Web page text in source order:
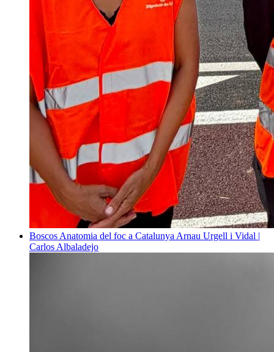
Boscos Anatomia del foc a Catalunya Arnau Urgell i Vidal |
Carlos Albaladejo